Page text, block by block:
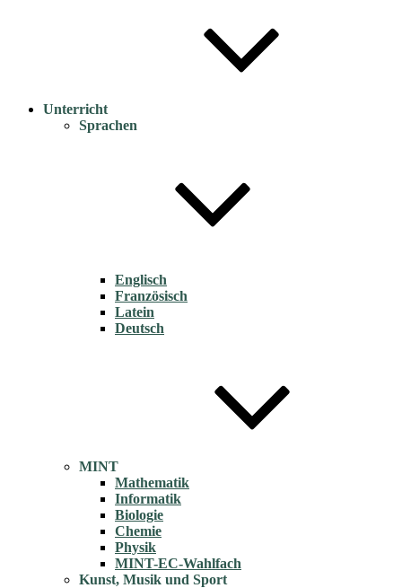
Unterricht
Sprachen
Englisch
Französisch
Latein
Deutsch
MINT
Mathematik
Informatik
Biologie
Chemie
Physik
MINT-EC-Wahlfach
Kunst, Musik und Sport